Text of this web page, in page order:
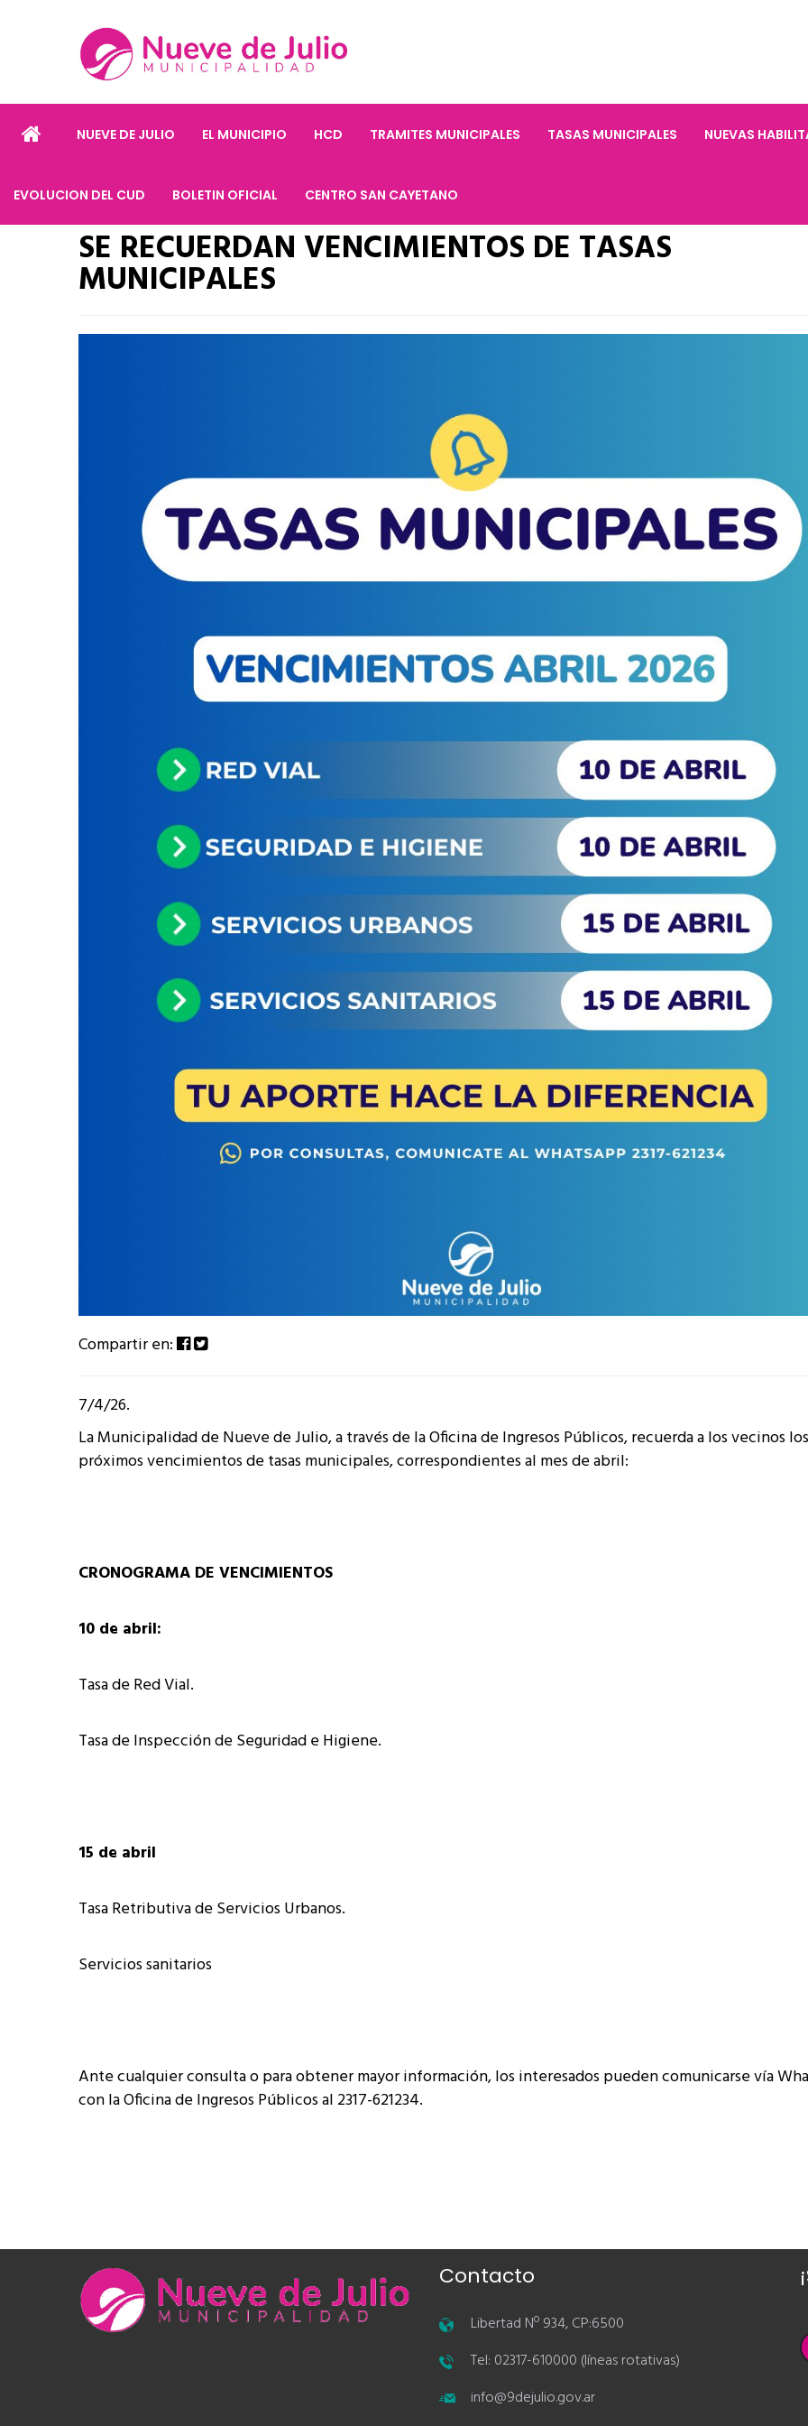
NUEVE DE JULIO EL MUNICIPIO HCD TRAMITES MUNICIPALES TASAS MUNICIPALES NUEVAS
EVOLUCION DEL CUD BOLETIN OFICIAL CENTRO SAN CAYETANO
SE RECUERDAN VENCIMIENTOS DE TASAS
MUNICIPALES
Compartir en:
7/4/26.
La Municipalidad de Nueve de Julio, a través de la Oficina de Ingresos Públicos, recuerda a los vecinos los
próximos vencimientos de tasas municipales, correspondientes al mes de abril:
CRONOGRAMA DE VENCIMIENTOS
10 de abril:
Tasa de Red Vial.
Tasa de Inspección de Seguridad e Higiene.
15 de abril
Tasa Retributiva de Servicios Urbanos.
Servicios sanitarios
Ante cualquier consulta o para obtener mayor información, los interesados pueden comunicarse vía
con la Oficina de Ingresos Públicos al 2317-621234.
Contacto
Libertad Nº 934, CP:6500
Tel: 02317-610000 (líneas rotativas)
info@9dejulio.gov.ar